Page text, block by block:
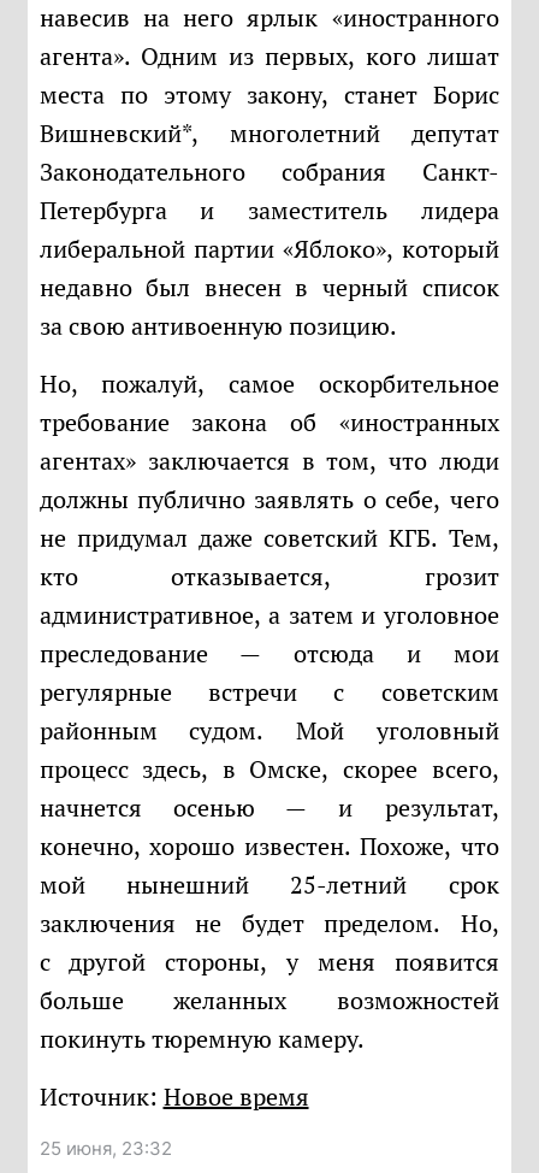
навесив на него ярлык «иностранного
агента». Одним из первых, кого лишат
места по этому закону, станет Борис
Вишневский*, многолетний депутат
Законодательного собрания Санкт-
Петербурга и заместитель лидера
либеральной партии «Яблоко», который
недавно был внесен в черный список
за свою антивоенную позицию.
Но, пожалуй, самое оскорбительное
требование закона об «иностранных
агентах» заключается в том, что люди
должны публично заявлять о себе, чего
не придумал даже советский КГБ. Тем,
кто отказывается, грозит
административное, а затем и уголовное
преследование — отсюда и мои
регулярные встречи с советским
районным судом. Мой уголовный
процесс здесь, в Омске, скорее всего,
начнется осенью — и результат,
конечно, хорошо известен. Похоже, что
мой нынешний 25-летний срок
заключения не будет пределом. Но,
с другой стороны, у меня появится
больше желанных возможностей
покинуть тюремную камеру.
Источник: Новое время
25 июня, 23:32